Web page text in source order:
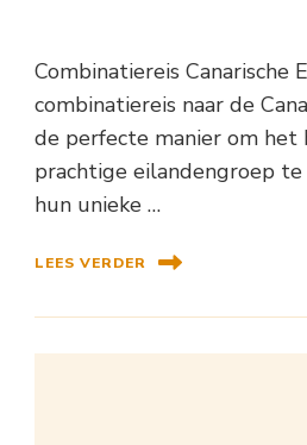
Combinatiereis Canarische
combinatiereis naar de
de perfecte manier om het
prachtige eilandengroep
hun unieke …
LEES VERDER